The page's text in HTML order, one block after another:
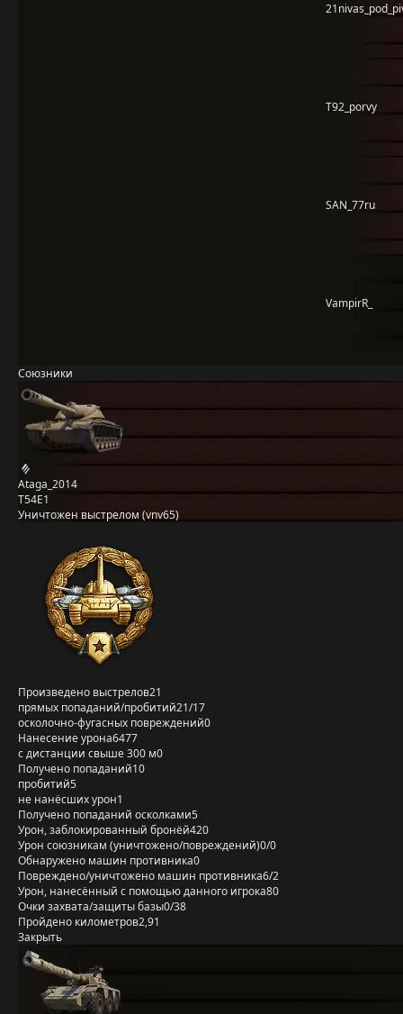
T92_porvy
SAN_77ru
VampirR_
Союзники
Ataga_2014
T54E1
Уничтожен выстрелом (vnv65)
Произведено выстрелов21
прямых попаданий/пробитий21/17
осколочно-фугасных повреждений0
Нанесение урона6477
с дистанции свыше 300 м0
Получено попаданий10
пробитий5
не нанёсших урон1
Получено попаданий осколками5
Урон, заблокированный бронёй420
Урон союзникам (уничтожено/повреждений)0/0
Обнаружено машин противника0
Повреждено/уничтожено машин противника6/2
Урон, нанесённый с помощью данного игрока80
Очки захвата/защиты базы0/38
Пройдено километров2,91
Закрыть